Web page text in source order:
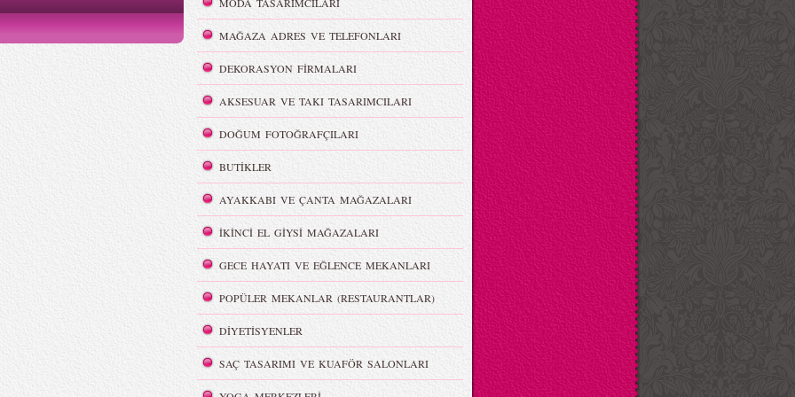
MAĞAZA ADRES VE TELEFONLARI
DEKORASYON FİRMALARI
AKSESUAR VE TAKI TASARIMCILARI
DOĞUM FOTOĞRAFÇILARI
BUTİKLER
AYAKKABI VE ÇANTA MAĞAZALARI
İKİNCİ EL GİYSİ MAĞAZALARI
GECE HAYATI VE EĞLENCE MEKANLARI
POPÜLER MEKANLAR (RESTAURANTLAR)
DİYETİSYENLER
SAÇ TASARIMI VE KUAFÖR SALONLARI